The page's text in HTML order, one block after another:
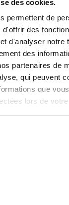
des cookies.
permettent de
d'offrir des
d'analyser notre
des
partenaires de
qui peuvent
que
lors de